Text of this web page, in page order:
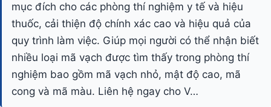
mục đích cho các phòng thí nghiệm y tế và hiệu
thuốc, cải thiện độ chính xác cao và hiệu quả của
quy trình làm việc. Giúp mọi người có thể nhận biết
nhiều loại mã vạch được tìm thấy trong phòng thí
nghiệm bao gồm mã vạch nhỏ, mật độ cao, mã
cong và mã màu. Liên hệ ngay cho V…